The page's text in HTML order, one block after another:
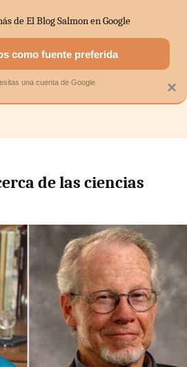
DOMÉSTICA MERCADOS
de las ciencias
×
de El Blog Salmon en Google
como fuente preferida
una cuenta de Google